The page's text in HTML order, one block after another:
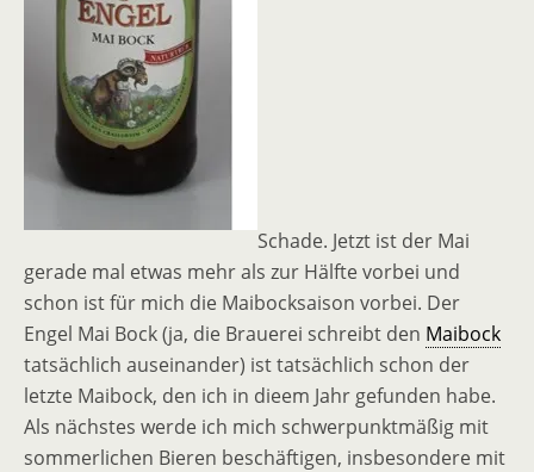
Schade. Jetzt ist der Mai
gerade mal etwas mehr als zur Hälfte vorbei und
schon ist für mich die Maibocksaison vorbei. Der
Engel Mai Bock (ja, die Brauerei schreibt den Maibock
tatsächlich auseinander) ist tatsächlich schon der
letzte Maibock, den ich in dieem Jahr gefunden habe.
Als nächstes werde ich mich schwerpunktmäßig mit
sommerlichen Bieren beschäftigen, insbesondere mit